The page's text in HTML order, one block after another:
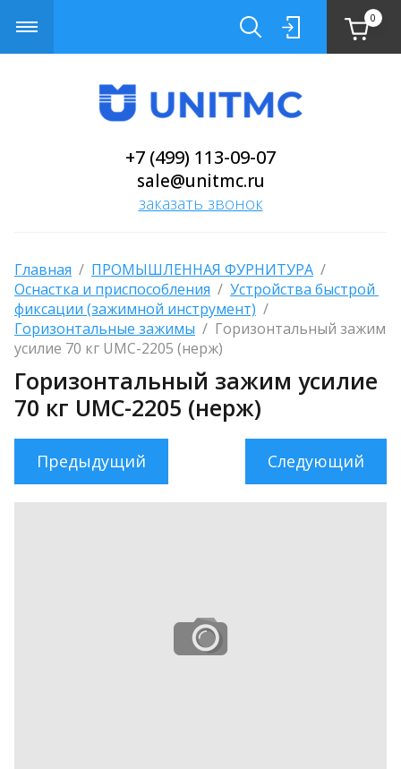
0
+7 (499) 113-09-07
sale@unitmc.ru
заказать звонок
Главная
  /
ПРОМЫШЛЕННАЯ ФУРНИТУРА
Оснастка и приспособления
  /
Устройства быстрой
фиксации (зажимной инструмент)
Горизонтальные зажимы
  /  Горизонтальный зажим
усилие 70 кг UMC-2205 (нерж)
Горизонтальный зажим усилие
70 кг UMC-2205 (нерж)
Предыдущий Следующий